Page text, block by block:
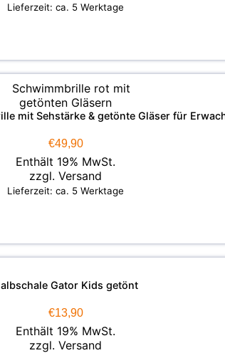
Lieferzeit: ca. 5 Werktage
mit Sehstärke & getönte Gläser für
€49,90
Enthält 19% MwSt.
zzgl. Versand
Lieferzeit: ca. 5 Werktage
Gator Kids getönt
€13,90
Enthält 19% MwSt.
zzgl. Versand